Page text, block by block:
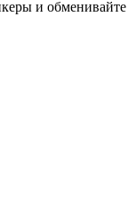
и обменивайте